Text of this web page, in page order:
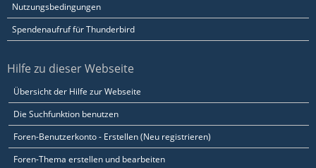
Nutzungsbedingungen
Spendenaufruf für Thunderbird
Hilfe zu dieser Webseite
Übersicht der Hilfe zur Webseite
Die Suchfunktion benutzen
Foren-Benutzerkonto - Erstellen (Neu registrieren)
Foren-Thema erstellen und bearbeiten